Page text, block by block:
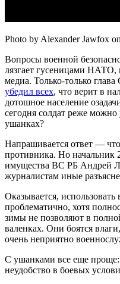
Photo by Alexander Jawfox
Вопросы военной
лязгает гусеницами НАТО,
медиа. Только-только
убедил всех, что верит в
дотошное население
сегодня солдат реже
ушанках?
Напрашивается ответ —
противника. Но начальник
имущества ВС РБ Андрей
журналистам иные
Оказывается,
проблематично, хотя
зимы не позволяют в
валенках. Они боятся
очень неприятно
С ушанками все еще проще:
неудобство в боевых